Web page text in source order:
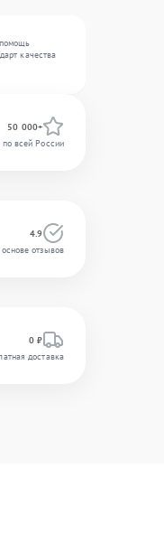
качества
50 000+
всей России
4.9
отзывов
0 ₽
доставка